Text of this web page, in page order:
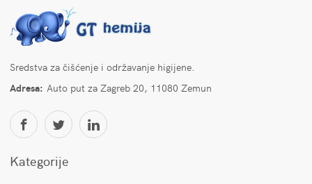
Sredstva za čišćenje i održavanje higijene.
Adresa: Auto put za Zagreb 20, 11080 Zemun
Kategorije